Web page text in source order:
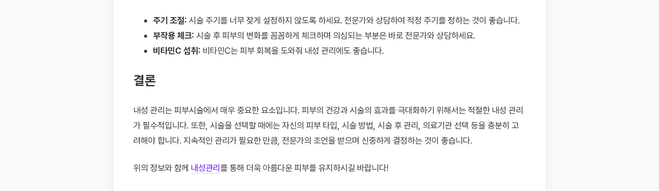
주기 조절: 시술 주기를 너무 잦게 설정하지 않도록 하세요. 전문가와 상담하여 적정 주기를 정하는 것이 좋습니다.
부작용 체크: 시술 후 피부의 변화를 꼼꼼하게 체크하며 의심되는 부분은 바로 전문가와 상담하세요.
비타민C 섭취: 비타민C는 피부 회복을 도와줘 내성 관리에도 좋습니다.
결론
내성 관리는 피부시술에서 매우 중요한 요소입니다. 피부의 건강과 시술의 효과를 극대화하기 위해서는 적절한 내성 관리
가 필수적입니다. 또한, 시술을 선택할 때에는 자신의 피부 타입, 시술 방법, 시술 후 관리, 의료기관 선택 등을 충분히 고
려해야 합니다. 지속적인 관리가 필요한 만큼, 전문가의 조언을 받으며 신중하게 결정하는 것이 좋습니다.
위의 정보와 함께 내성관리를 통해 더욱 아름다운 피부를 유지하시길 바랍니다!